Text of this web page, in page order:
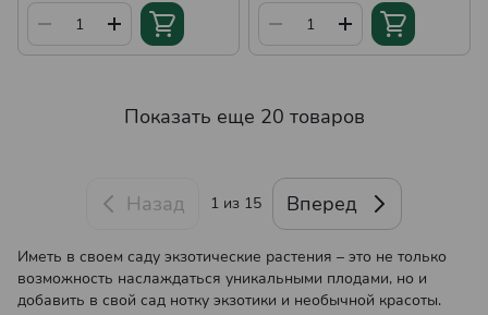
Показать еще 20 товаров
Назад 1 из 15 Вперед
Иметь в своем саду экзотические растения – это не только
возможность наслаждаться уникальными плодами, но и
добавить в свой сад нотку экзотики и необычной красоты.